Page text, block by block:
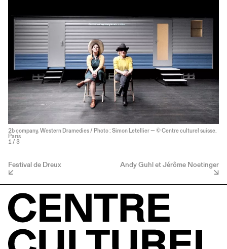
2b company, Western Dramedies / Photo : Simon Letellier — © Centre culturel suisse.
Paris
1 / 3
Festival de Dreux Andy Guhl et Jérôme Noetinger